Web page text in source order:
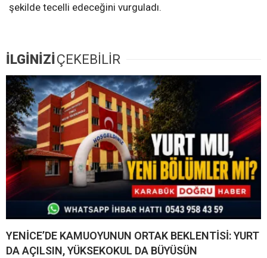
şekilde tecelli edeceğini vurguladı.
İLGİNİZİ ÇEKEBİLİR
YENİCE’DE KAMUOYUNUN ORTAK BEKLENTİSİ: YURT
DA AÇILSIN, YÜKSEKOKUL DA BÜYÜSÜN